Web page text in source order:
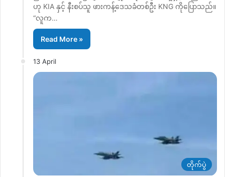
ဟု KIA နှင့် နီးစပ်သူ ဖားကန့်ဒေသခံတစ်ဦး KNG ကိုပြောသည်။
“လူက…
Read More »
13 April
တိုက်ပွဲ